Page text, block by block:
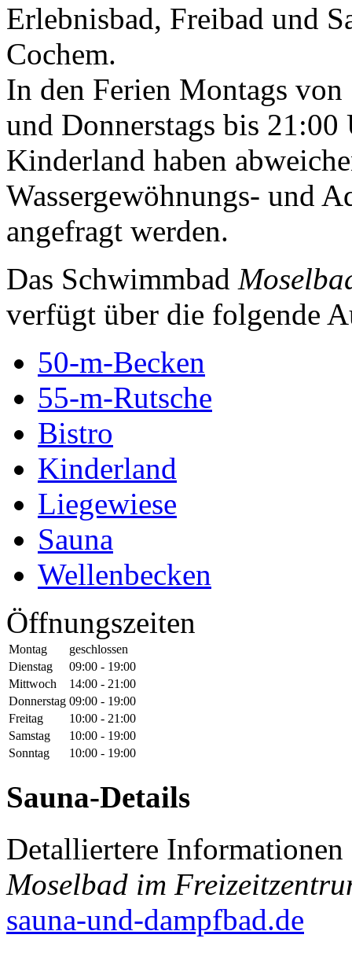
Erlebnisbad, Freibad und
Cochem.
In den Ferien Montags
und Donnerstags bis
Kinderland haben
Wassergewöhnungs- und
angefragt werden.
Das Schwimmbad
verfügt über die folgende
50-m-Becken
55-m-Rutsche
Bistro
Kinderland
Liegewiese
Sauna
Wellenbecken
Öffnungszeiten
Montag
geschlossen
Dienstag
09:00 - 19:00
Mittwoch
14:00 - 21:00
Donnerstag 09:00 - 19:00
Freitag
10:00 - 21:00
Samstag
10:00 - 19:00
Sonntag
10:00 - 19:00
Sauna-Details
Detalliertere Informationen
Moselbad im
sauna-und-dampfbad.de